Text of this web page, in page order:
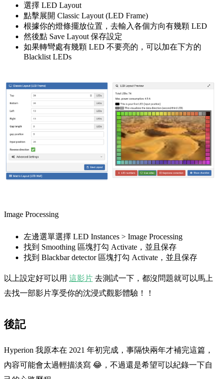
選擇 LED Layout
點擊展開 Classic Layout (LED Frame)
根據你的燈條擺放位置，去輸入各個方向有幾顆 LED
然後點 Save Layout 保存設定
如果轉彎處有幾顆 LED 不要亮的，可以加在下方的
Blacklist LEDs
Image Processing
左邊選單選擇 LED Instances > Image Processing
找到 Smoothing 區塊打勾 Activate，並且保存
找到 Blackbar detector 區塊打勾 Activate，並且保存
以上設定好可以用 這影片 去測試一下，都沒問題就可以馬上
去找一部影片享受你的沈浸式觀影體驗！！
後記
Hyperion 我原本在 2021 年初完成，事隔快兩年才補完這篇，
內容可能會太過輕描淡寫 😂，不過還是希望可以紀錄一下自